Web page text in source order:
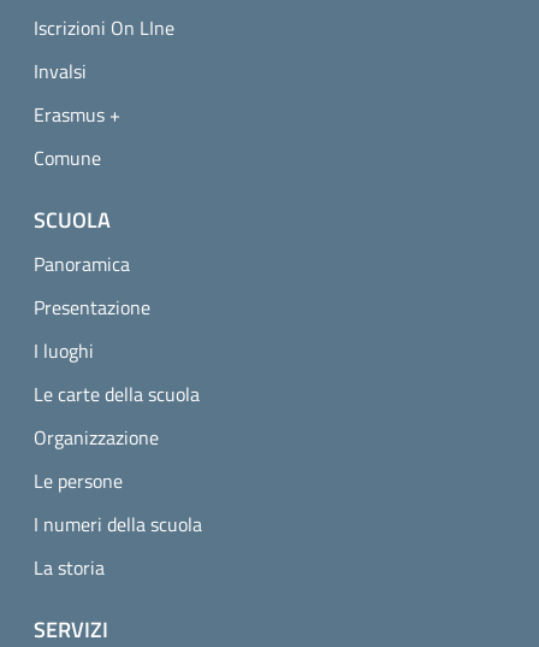
Iscrizioni On LIne
Invalsi
Erasmus +
Comune
SCUOLA
Panoramica
Presentazione
I luoghi
Le carte della scuola
Organizzazione
Le persone
I numeri della scuola
La storia
SERVIZI